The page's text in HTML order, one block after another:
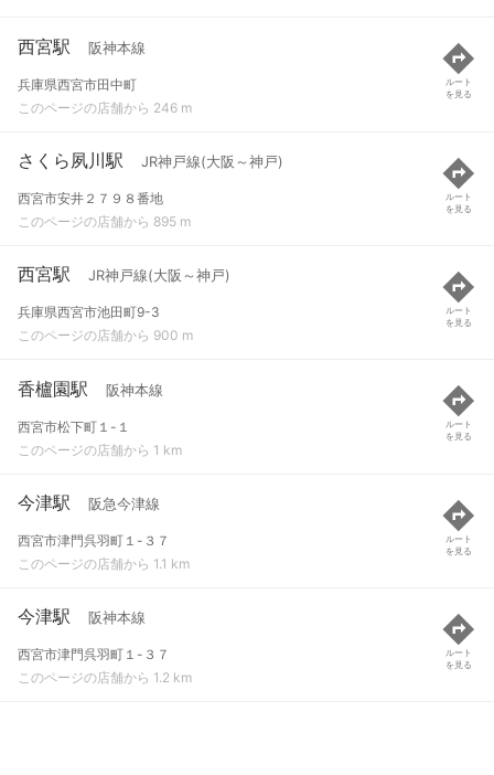
西宮駅 阪神本線
兵庫県西宮市田中町
このページの店舗から 246 m
ルート
を見る
さくら夙川駅 JR神戸線(大阪～神戸)
西宮市安井２７９８番地
このページの店舗から 895 m
ルート
を見る
西宮駅 JR神戸線(大阪～神戸)
兵庫県西宮市池田町9-3
このページの店舗から 900 m
ルート
を見る
香櫨園駅 阪神本線
西宮市松下町１-１
このページの店舗から 1 km
ルート
を見る
今津駅 阪急今津線
西宮市津門呉羽町１-３７
このページの店舗から 1.1 km
ルート
を見る
今津駅 阪神本線
西宮市津門呉羽町１-３７
このページの店舗から 1.2 km
ルート
を見る